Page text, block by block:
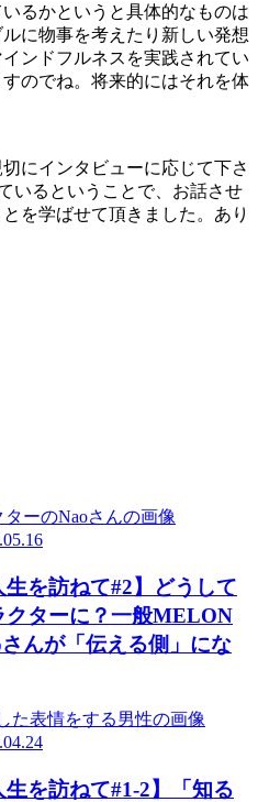
るかというと具体的なものは
に物事を考えたり新しい発想
ンドフルネスを実践されてい
のでね。将来的にはそれを体
にインタビューに応じて下さ
いるということで、お話させ
を学ばせて頂きました。あり
生を訪ねて#2】どうして
クターに？一般MELON
んが「伝える側」にな
生を訪ねて#1-2】「知る